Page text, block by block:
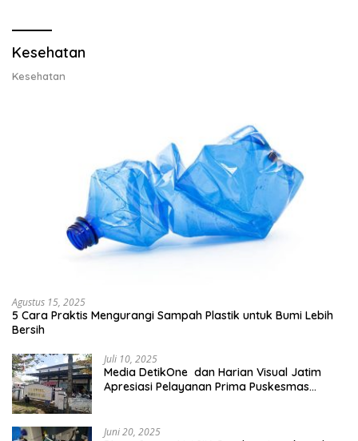
Kesehatan
Kesehatan
Agustus 15, 2025
5 Cara Praktis Mengurangi Sampah Plastik untuk Bumi Lebih
Bersih
Juli 10, 2025
Media DetikOne dan Harian Visual Jatim
Apresiasi Pelayanan Prima Puskesmas
Juni 20, 2025